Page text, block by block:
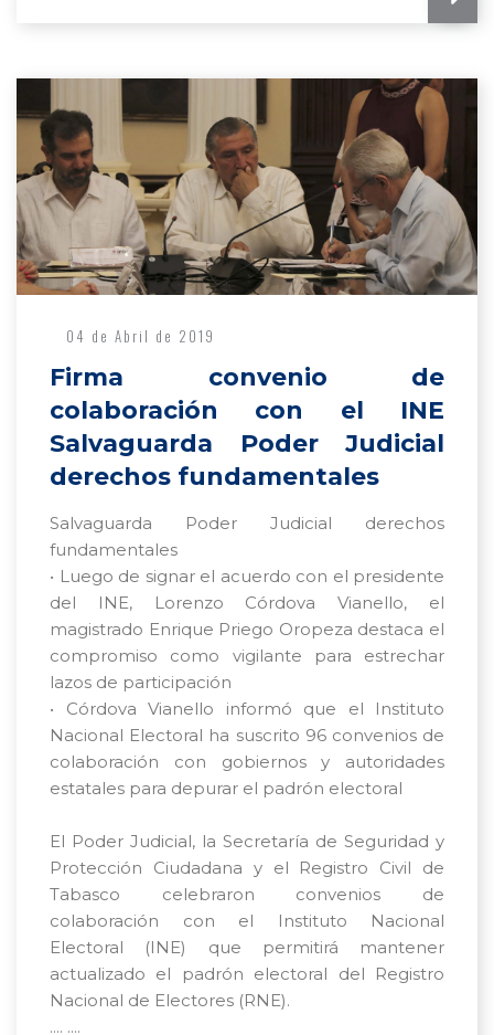
04 de Abril de 2019
Firma convenio de
colaboración con el INE
Salvaguarda Poder Judicial
derechos fundamentales
Salvaguarda Poder Judicial derechos
fundamentales
• Luego de signar el acuerdo con el presidente
del INE, Lorenzo Córdova Vianello, el
magistrado Enrique Priego Oropeza destaca el
compromiso como vigilante para estrechar
lazos de participación
• Córdova Vianello informó que el Instituto
Nacional Electoral ha suscrito 96 convenios de
colaboración con gobiernos y autoridades
estatales para depurar el padrón electoral
El Poder Judicial, la Secretaría de Seguridad y
Protección Ciudadana y el Registro Civil de
Tabasco celebraron convenios de
colaboración con el Instituto Nacional
Electoral (INE) que permitirá mantener
actualizado el padrón electoral del Registro
Nacional de Electores (RNE).
.... ....